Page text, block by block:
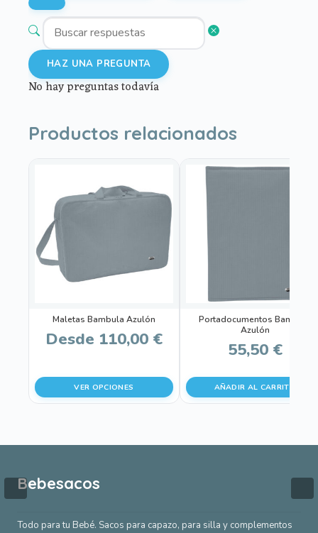
HAZ UNA PREGUNTA
No hay preguntas todavía
Productos relacionados
Maletas Bambula Azulón
Desde 110,00 €
VER OPCIONES
múltiples
variantes.
Las
opciones
elegir
página
de
Portadocumentos Bambula
Azulón
55,50 €
AÑADIR AL CARRITO
Bebesacos
Todo para tu Bebé. Sacos para capazo, para silla y complementos